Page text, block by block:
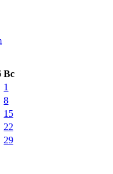
Вс
1
8
15
22
29